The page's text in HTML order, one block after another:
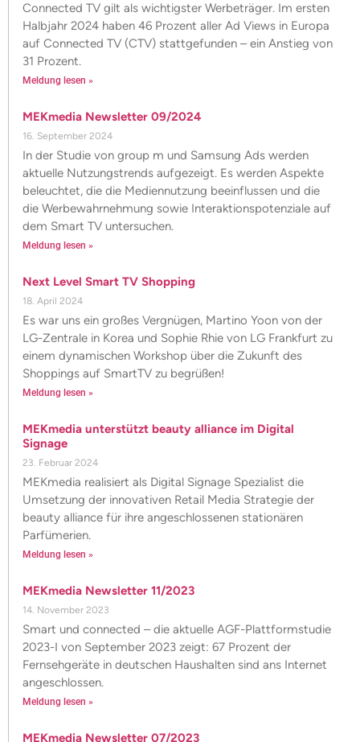
Connected TV gilt als wichtigster Werbeträger. Im ersten
Halbjahr 2024 haben 46 Prozent aller Ad Views in Europa
auf Connected TV (CTV) stattgefunden – ein Anstieg von
31 Prozent.
Meldung lesen »
MEKmedia Newsletter 09/2024
16. September 2024
In der Studie von group m und Samsung Ads werden
aktuelle Nutzungstrends aufgezeigt. Es werden Aspekte
beleuchtet, die die Mediennutzung beeinflussen und die
die Werbewahrnehmung sowie Interaktionspotenziale auf
dem Smart TV untersuchen.
Meldung lesen »
Next Level Smart TV Shopping
18. April 2024
Es war uns ein großes Vergnügen, Martino Yoon von der
LG-Zentrale in Korea und Sophie Rhie von LG Frankfurt zu
einem dynamischen Workshop über die Zukunft des
Shoppings auf SmartTV zu begrüßen!
Meldung lesen »
MEKmedia unterstützt beauty alliance im Digital
Signage
23. Februar 2024
MEKmedia realisiert als Digital Signage Spezialist die
Umsetzung der innovativen Retail Media Strategie der
beauty alliance für ihre angeschlossenen stationären
Parfümerien.
Meldung lesen »
MEKmedia Newsletter 11/2023
14. November 2023
Smart und connected – die aktuelle AGF-Plattformstudie
2023-I von September 2023 zeigt: 67 Prozent der
Fernsehgeräte in deutschen Haushalten sind ans Internet
angeschlossen.
Meldung lesen »
MEKmedia Newsletter 07/2023